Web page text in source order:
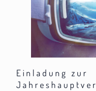
Einladung zur